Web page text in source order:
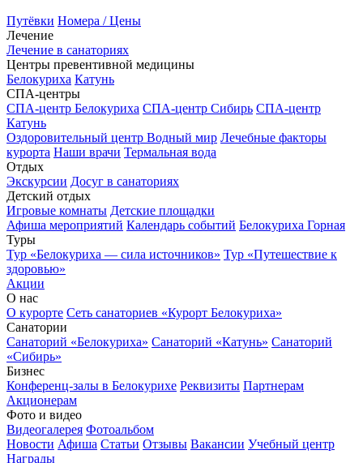
Путёвки Номера / Цены
Лечение
Лечение в санаториях
Центры превентивной медицины
Белокуриха Катунь
СПА-центры
СПА-центр Белокуриха СПА-центр Сибирь СПА-центр
Катунь
Оздоровительный центр Водный мир Лечебные факторы
курорта Наши врачи Термальная вода
Отдых
Экскурсии Досуг в санаториях
Детский отдых
Игровые комнаты Детские площадки
Афиша мероприятий Календарь событий Белокуриха Горная
Туры
Тур «Белокуриха — сила источников» Тур «Путешествие к
здоровью»
Акции
О нас
О курорте Сеть санаториев «Курорт Белокуриха»
Санатории
Санаторий «Белокуриха» Санаторий «Катунь» Санаторий
«Сибирь»
Бизнес
Конференц-залы в Белокурихе Реквизиты Партнерам
Акционерам
Фото и видео
Видеогалерея Фотоальбом
Новости Афиша Статьи Отзывы Вакансии Учебный центр
Награды